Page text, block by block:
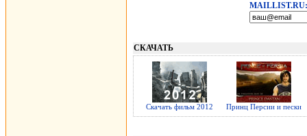
MAILLIST.RU:
СКАЧАТЬ
Скачать фильм 2012 Принц Персии и пески